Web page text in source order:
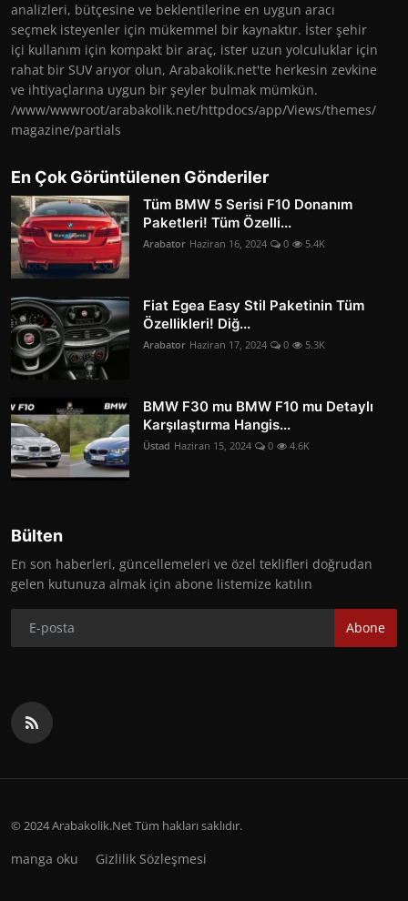
analizleri, bütçesine ve beklentilerine en uygun aracı
seçmek isteyenler için mükemmel bir kaynaktır. İster şehir
içi kullanım için kompakt bir araç, ister uzun yolculuklar için
rahat bir SUV arıyor olun, Arabakolik.net'te herkesin zevkine
ve ihtiyaçlarına uygun bir şeyler bulmak mümkün.
/www/wwwroot/arabakolik.net/httpdocs/app/Views/themes/
magazine/partials
En Çok Görüntülenen Gönderiler
Tüm BMW 5 Serisi F10 Donanım
Paketleri! Tüm Özelli...
Arabator Haziran 16, 2024 0 5.4K
Fiat Egea Easy Stil Paketinin Tüm
Özellikleri! Diğ...
Arabator Haziran 17, 2024 0 5.3K
BMW F30 mu BMW F10 mu Detaylı
Karşılaştırma Hangis...
Üstad Haziran 15, 2024 0 4.6K
Bülten
En son haberleri, güncellemeleri ve özel teklifleri doğrudan
gelen kutunuza almak için abone listemize katılın
Abone
© 2024 Arabakolik.Net Tüm hakları saklıdır.
manga oku Gizlilik Sözleşmesi